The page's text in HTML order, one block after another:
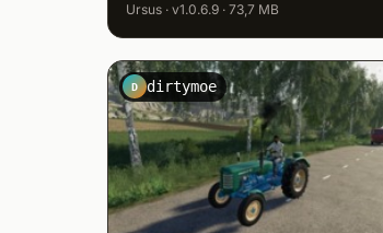
Ursus · v1.0.6.9 · 73,7 MB
D dirtymoe